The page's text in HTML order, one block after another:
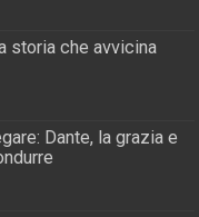
storia che avvicina
Dante, la grazia e